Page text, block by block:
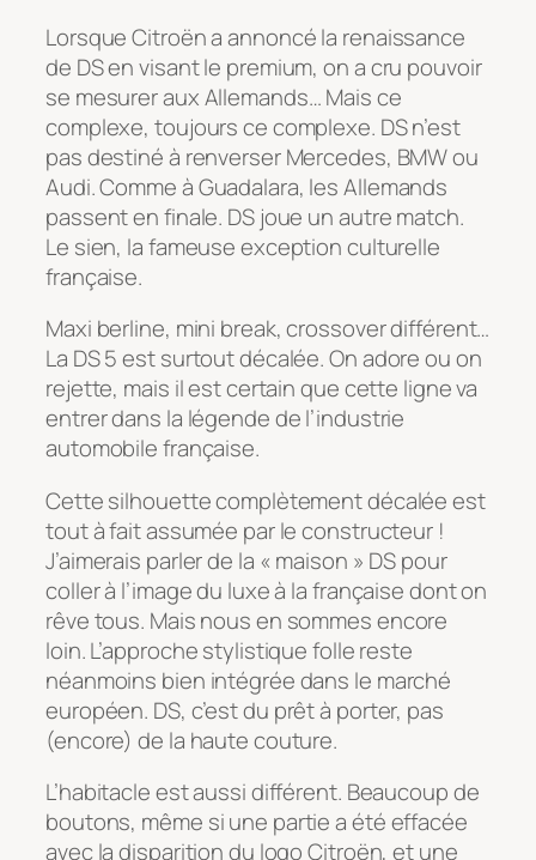
Lorsque Citroën a annoncé la renaissance
de DS en visant le premium, on a cru pouvoir
se mesurer aux Allemands… Mais ce
complexe, toujours ce complexe. DS n’est
pas destiné à renverser Mercedes, BMW ou
Audi. Comme à Guadalara, les Allemands
passent en finale. DS joue un autre match.
Le sien, la fameuse exception culturelle
française.
Maxi berline, mini break, crossover différent…
La DS 5 est surtout décalée. On adore ou on
rejette, mais il est certain que cette ligne va
entrer dans la légende de l’industrie
automobile française.
Cette silhouette complètement décalée est
tout à fait assumée par le constructeur !
J’aimerais parler de la « maison » DS pour
coller à l’image du luxe à la française dont on
rêve tous. Mais nous en sommes encore
loin. L’approche stylistique folle reste
néanmoins bien intégrée dans le marché
européen. DS, c’est du prêt à porter, pas
(encore) de la haute couture.
L’habitacle est aussi différent. Beaucoup de
boutons, même si une partie a été effacée
avec la disparition du logo Citroën, et une